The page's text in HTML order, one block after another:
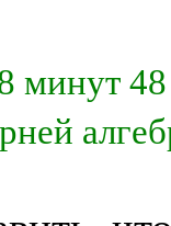
минут